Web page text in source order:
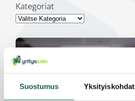
Suostumus Yksityiskohdat
Kategoriat